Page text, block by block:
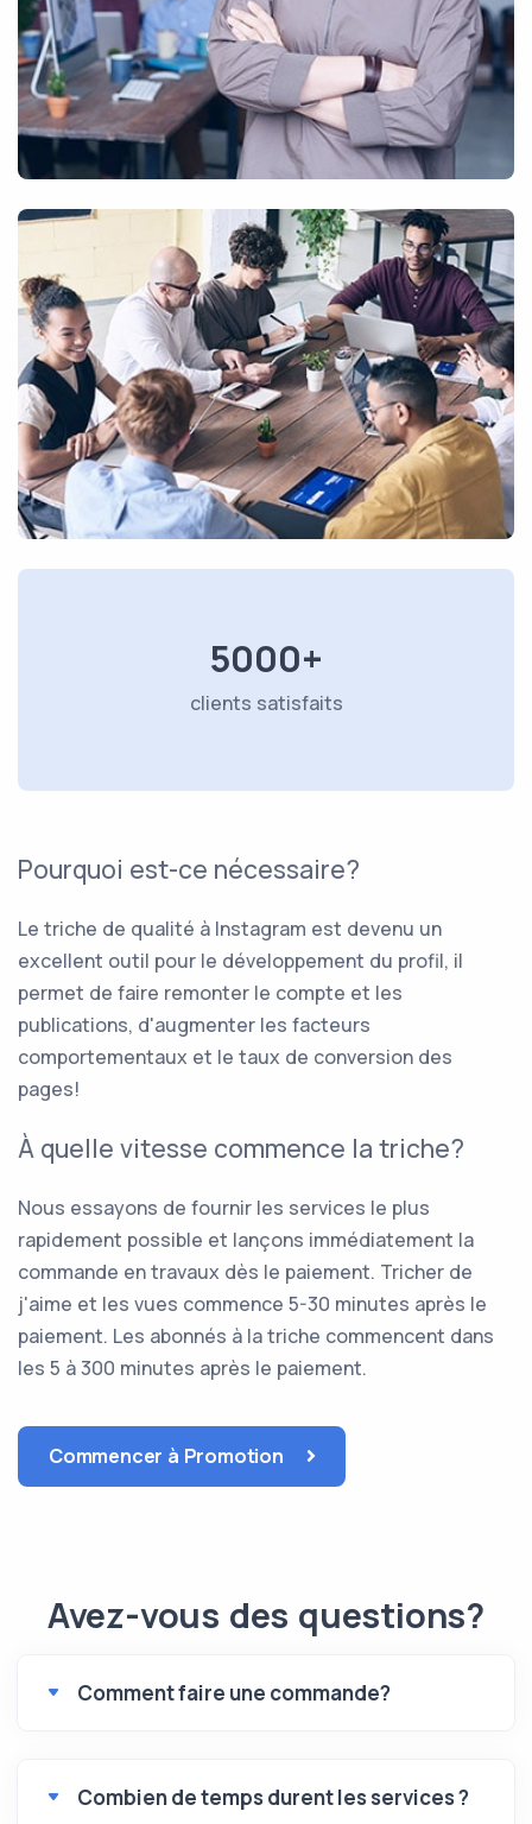
5000+
clients satisfaits
Pourquoi est-ce nécessaire?
Le triche de qualité à Instagram est devenu un
excellent outil pour le développement du profil, il
permet de faire remonter le compte et les
publications, d'augmenter les facteurs
comportementaux et le taux de conversion des
pages!
À quelle vitesse commence la triche?
Nous essayons de fournir les services le plus
rapidement possible et lançons immédiatement la
commande en travaux dès le paiement. Tricher de
j'aime et les vues commence 5-30 minutes après le
paiement. Les abonnés à la triche commencent dans
les 5 à 300 minutes après le paiement.
Commencer à Promotion
Avez-vous des questions?
Comment faire une commande?
Combien de temps durent les services ?